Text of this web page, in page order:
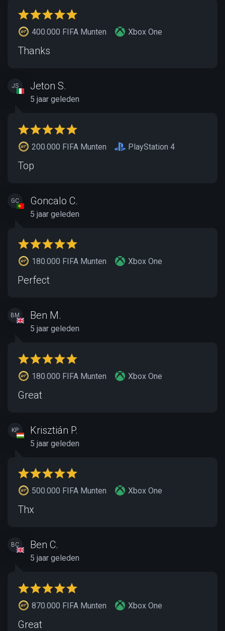
400.000 FIFA Munten Xbox One
Thanks
JS Jeton S.
5 jaar geleden
200.000 FIFA Munten PlayStation 4
Top
GC Goncalo C.
5 jaar geleden
180.000 FIFA Munten Xbox One
Perfect
BM Ben M.
5 jaar geleden
180.000 FIFA Munten Xbox One
Great
KP Krisztián P.
5 jaar geleden
500.000 FIFA Munten Xbox One
Thx
BC Ben C.
5 jaar geleden
870.000 FIFA Munten Xbox One
Great